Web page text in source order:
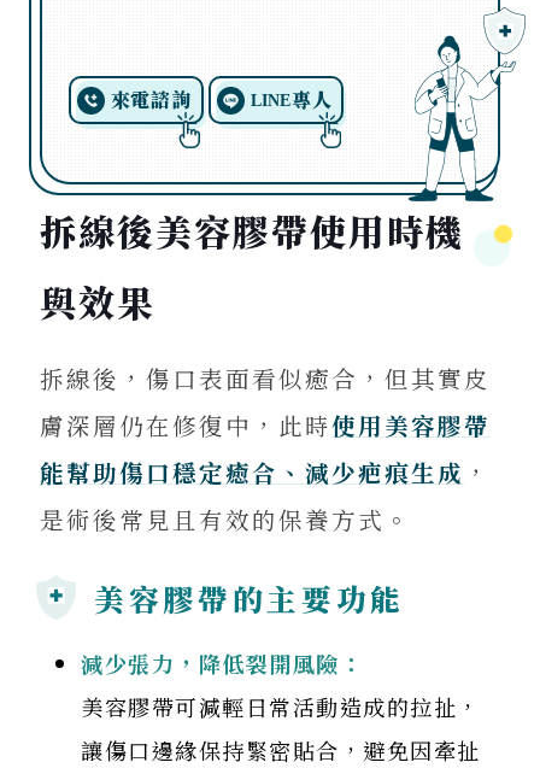
來電諮詢 LINE專人
拆線後美容膠帶使用時機
與效果
拆線後，傷口表面看似癒合，但其實皮
膚深層仍在修復中，此時使用美容膠帶
能幫助傷口穩定癒合、減少疤痕生成 ，
是術後常見且有效的保養方式。
美容膠帶的主要功能
減少張力，降低裂開風險：
美容膠帶可減輕日常活動造成的拉扯，
讓傷口邊緣保持緊密貼合，避免因牽扯